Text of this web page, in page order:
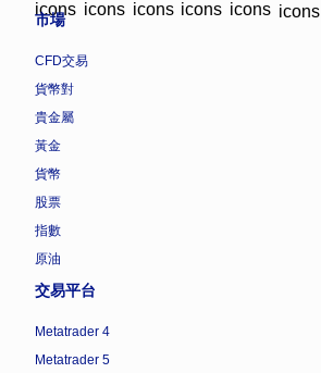
市場
CFD交易
貨幣對
貴金屬
黃金
貨幣
股票
指數
原油
交易平台
Metatrader 4
Metatrader 5